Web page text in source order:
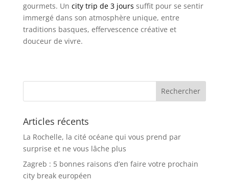
gourmets. Un city trip de 3 jours suffit pour se sentir
immergé dans son atmosphère unique, entre
traditions basques, effervescence créative et
douceur de vivre.
Articles récents
La Rochelle, la cité océane qui vous prend par
surprise et ne vous lâche plus
Zagreb : 5 bonnes raisons d’en faire votre prochain
city break européen